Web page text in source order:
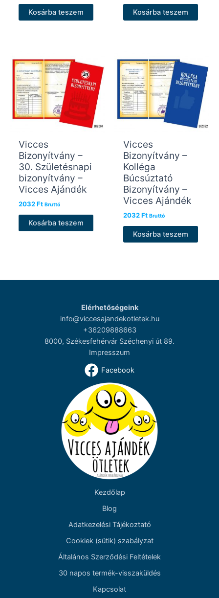
Kosárba teszem Kosárba teszem
Vicces
Bizonyítvány –
30. Születésnapi
bizonyítvány –
Vicces Ajándék
2032Ft Bruttó
Kosárba teszem
Vicces
Bizonyítvány –
Kolléga
Búcsúztató
Bizonyítvány –
Vicces Ajándék
2032Ft Bruttó
Kosárba teszem
Elérhetőségeink
info@viccesajandekotletek.hu
+36209888663
8000, Székesfehérvár Széchenyi út 89.
Impresszum
Facebook
Kezdőlap
Blog
Adatkezelési Tájékoztató
Cookiek (sütik) szabályzat
Általános Szerződési Feltételek
30 napos termék-visszaküldés
Kapcsolat